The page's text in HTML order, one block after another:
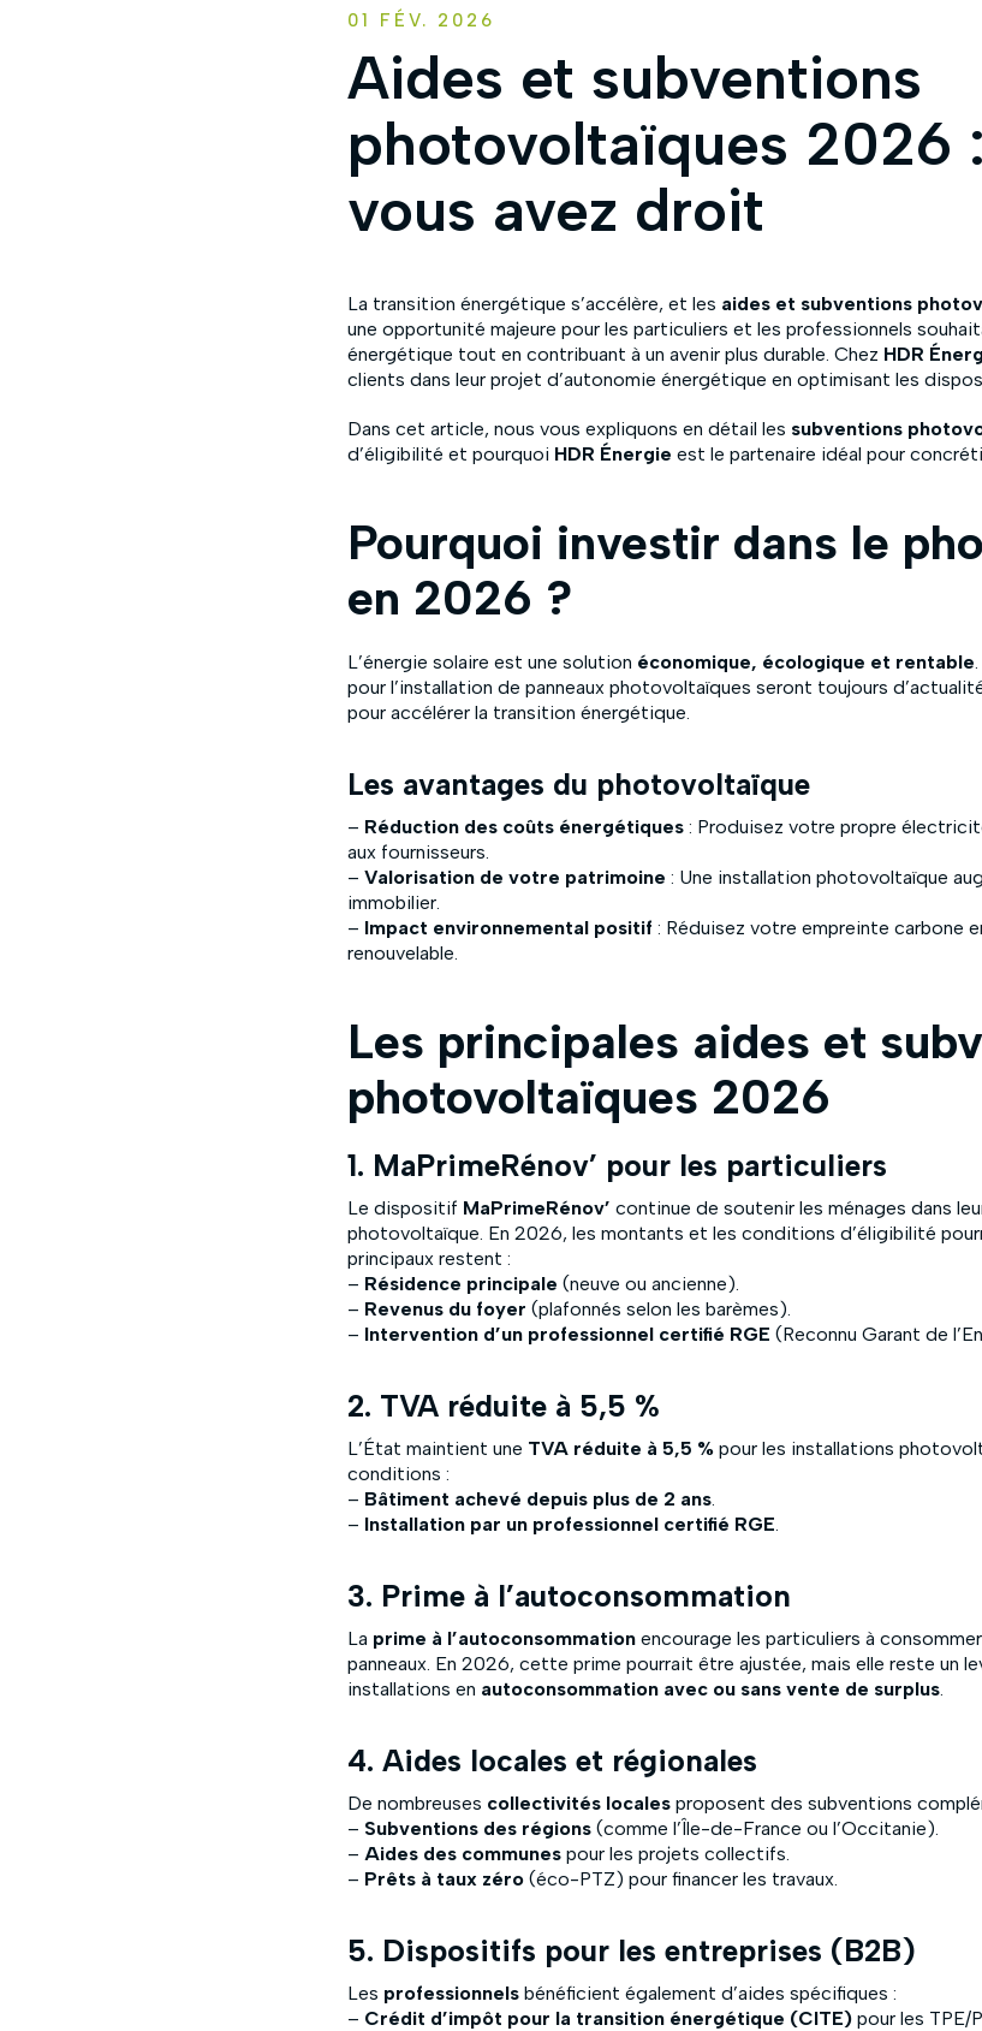
01 FÉV. 2026
Aides et subventions
photovoltaïques 2026
vous avez droit
La transition énergétique s’accélère, et les aides et subventions
une opportunité majeure pour les particuliers et les professionnels
énergétique tout en contribuant à un avenir plus durable. Chez HDR
clients dans leur projet d’autonomie énergétique en optimisant les
Dans cet article, nous vous expliquons en détail les subventions
d’éligibilité et pourquoi HDR Énergie est le partenaire idéal pour
Pourquoi investir dans le
en 2026 ?
L’énergie solaire est une solution économique, écologique et rentable
pour l’installation de panneaux photovoltaïques seront toujours
pour accélérer la transition énergétique.
Les avantages du photovoltaïque
– Réduction des coûts énergétiques : Produisez votre propre
aux fournisseurs.
–Valorisation de votre patrimoine : Une installation photovoltaïque
immobilier.
– Impact environnemental positif : Réduisez votre empreinte carbone
renouvelable.
Les principales aides et
photovoltaïques 2026
1. MaPrimeRénov’ pour les particuliers
Le dispositif MaPrimeRénov’ continue de soutenir les ménages dans
photovoltaïque. En 2026, les montants et les conditions d’éligibilité
principaux restent :
– Résidence principale (neuve ou ancienne).
– Revenus du foyer (plafonnés selon les barèmes).
– Intervention d’un professionnel certifié RGE (Reconnu Garant de
2. TVA réduite à 5,5 %
L’État maintient une TVA réduite à 5,5 % pour les installations
conditions :
– Bâtiment achevé depuis plus de 2 ans.
– Installation par un professionnel certifié RGE.
3. Prime à l’autoconsommation
La prime à l’autoconsommation encourage les particuliers à
panneaux. En 2026, cette prime pourrait être ajustée, mais elle reste un
installations en autoconsommation avec ou sans vente de surplus.
4. Aides locales et régionales
De nombreuses collectivités locales proposent des subventions
– Subventions des régions (comme l’Île-de-France ou l’Occitanie).
–Aides des communes pour les projets collectifs.
– Prêts à taux zéro (éco-PTZ) pour financer les travaux.
5. Dispositifs pour les entreprises (B2B)
Les professionnels bénéficient également d’aides spécifiques :
– Crédit d’impôt pour la transition énergétique (CITE) pour les TPE/